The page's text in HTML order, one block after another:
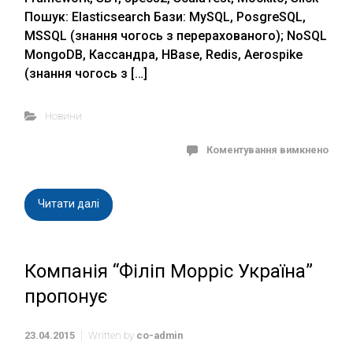
Пошук: Elasticsearch Бази: MySQL, PosgreSQL,
MSSQL (знання чогось з перерахованого); NoSQL
MongoDB, Кассандра, HBase, Redis, Aerospike
(знання чогось з […]
Новини
Коментування вимкнено
Читати далі
Компанія “Філіп Морріс Україна”
пропонує
23.04.2015 Written by co-admin